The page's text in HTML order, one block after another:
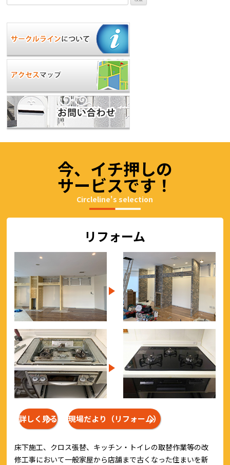
索:
今、イチ押しの
サービスです！
Circleline's selection
リフォーム
詳しく見る 現場だより（リフォーム）
床下施工、クロス張替、キッチン・トイレの取替作業等の改
修工事において一般家屋から店舗まで古くなった住まいを新